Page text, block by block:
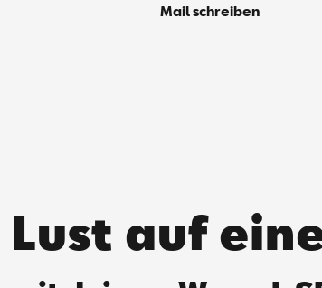
Mail schreiben
Lust auf